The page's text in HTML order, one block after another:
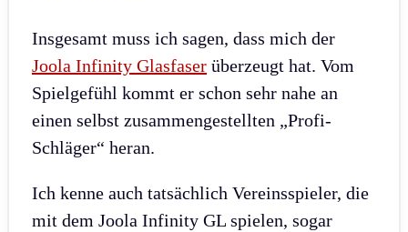
Insgesamt muss ich sagen, dass mich der
Joola Infinity Glasfaser überzeugt hat. Vom
Spielgefühl kommt er schon sehr nahe an
einen selbst zusammengestellten „Profi-
Schläger“ heran.
Ich kenne auch tatsächlich Vereinsspieler, die
mit dem Joola Infinity GL spielen, sogar